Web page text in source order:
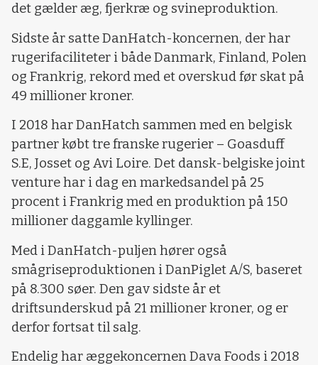
det gælder æg, fjerkræ og svineproduktion.
Sidste år satte DanHatch-koncernen, der har
rugerifaciliteter i både Danmark, Finland, Polen
og Frankrig, rekord med et overskud før skat på
49 millioner kroner.
I 2018 har DanHatch sammen med en belgisk
partner købt tre franske rugerier – Goasduff
S.E, Josset og Avi Loire. Det dansk-belgiske joint
venture har i dag en markedsandel på 25
procent i Frankrig med en produktion på 150
millioner daggamle kyllinger.
Med i DanHatch-puljen hører også
smågriseproduktionen i DanPiglet A/S, baseret
på 8.300 søer. Den gav sidste år et
driftsunderskud på 21 millioner kroner, og er
derfor fortsat til salg.
Endelig har æggekoncernen Dava Foods i 2018